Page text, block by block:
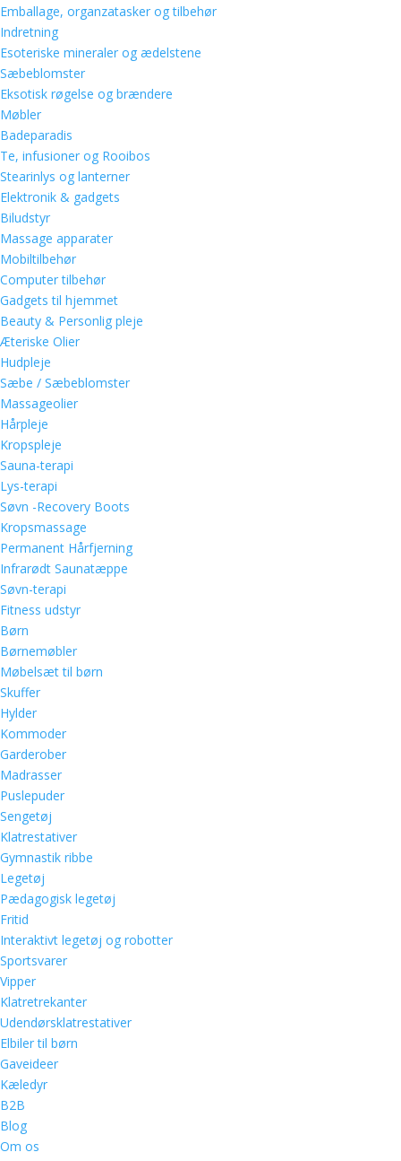
Emballage, organzatasker og tilbehør
Indretning
Esoteriske mineraler og ædelstene
Sæbeblomster
Eksotisk røgelse og brændere
Møbler
Badeparadis
Te, infusioner og Rooibos
Stearinlys og lanterner
Elektronik & gadgets
Biludstyr
Massage apparater
Mobiltilbehør
Computer tilbehør
Gadgets til hjemmet
Beauty & Personlig pleje
Æteriske Olier
Hudpleje
Sæbe / Sæbeblomster
Massageolier
Hårpleje
Kropspleje
Sauna-terapi
Lys-terapi
Søvn -Recovery Boots
Kropsmassage
Permanent Hårfjerning
Infrarødt Saunatæppe
Søvn-terapi
Fitness udstyr
Børn
Børnemøbler
Møbelsæt til børn
Skuffer
Hylder
Kommoder
Garderober
Madrasser
Puslepuder
Sengetøj
Klatrestativer
Gymnastik ribbe
Legetøj
Pædagogisk legetøj
Fritid
Interaktivt legetøj og robotter
Sportsvarer
Vipper
Klatretrekanter
Udendørsklatrestativer
Elbiler til børn
Gaveideer
Kæledyr
B2B
Blog
Om os